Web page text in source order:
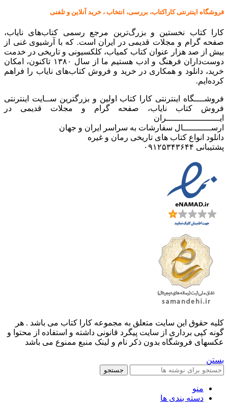
فروشگاه اینترنتی کاراکتاب، بررسی، انتخاب ، خرید آنلاین و تلفنی
کارا کتاب نخستین و بزرگ‌ترین مرجع رسمی کتاب‌های نایاب،
صفحه گرام و مجلات قدیمی در ایران است. که با آرشیوی غنی از
بیش از صد هزار عنوان کتاب کمیاب، کلکسیونی و تاریخی در خدمت
دوست‌داران فرهنگ و ادب هستیم ما از سال ۱۳۸۰ تاکنون، امکان
خرید، دانلود و همکاری در خرید و فروش کتاب‌های نایاب را فراهم
کرده‌ایم.
فروشــــگاه اینترنتی کارا کتاب اولین و بزرگترین ســایت اینترنتی
فروش کتاب نایاب، صفحه گرام و مجلات قدیمی در
ایـــــــــــــــــــــران
ارســـــــــــال سفارشات به سراسر ایران و جهان
دانلود انواع کتاب های تاریخی رمان و غیره
پشتیبانی ۰۹۱۲۵۳۴۳۶۴۴
کليه حقوق اين سايت متعلق به مجموعه کارا کتاب می باشد . هر
گونه کپی برداری از سایت پیگرد قانونی داشته و استفاده از محتوا و
عکسهای فروشگاه بدون ذکر نام و لینک منبع ممنوع می باشد
بستن
جستجو
منو
دسته بندی ها